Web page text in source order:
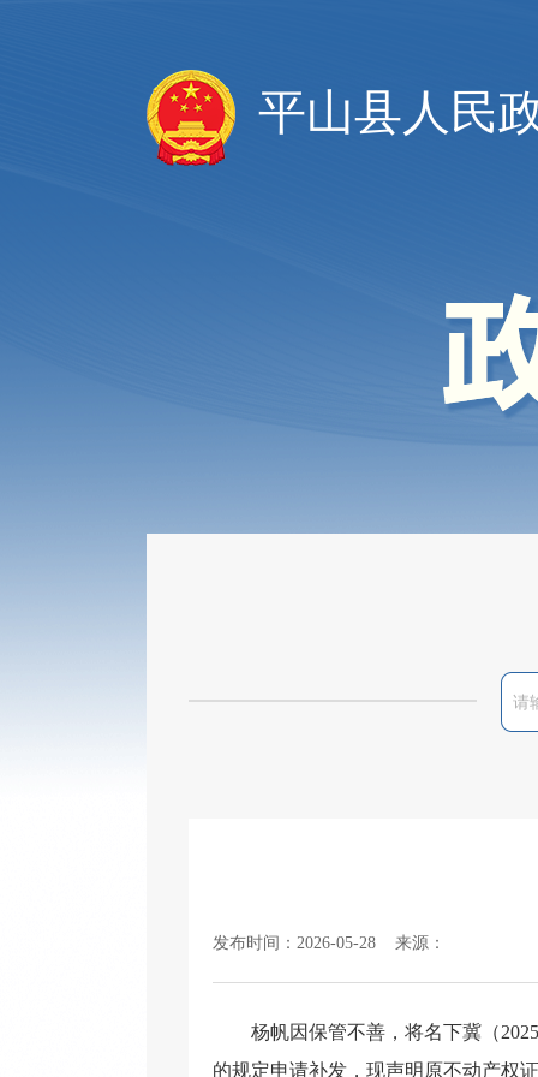
平山县人民
发布时间：2026-05-28 来源：
杨帆因保管不善，将名下冀（
的规定申请补发，现声明原不动产权